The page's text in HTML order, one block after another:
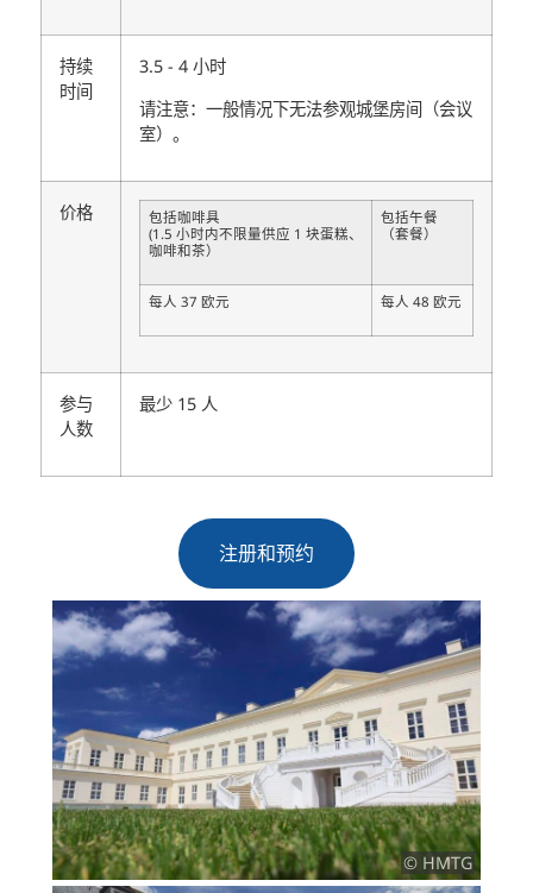
持续
时间
3.5 - 4 小时
请注意：一般情况下无法参观城堡房间（会议
室）。
价格
包括咖啡具
(1.5 小时内不限量供应 1 块蛋糕、
咖啡和茶）
包括午餐
（套餐）
每人 37 欧元 每人 48 欧元
参与
人数
最少 15 人
注册和预约
© HMTG